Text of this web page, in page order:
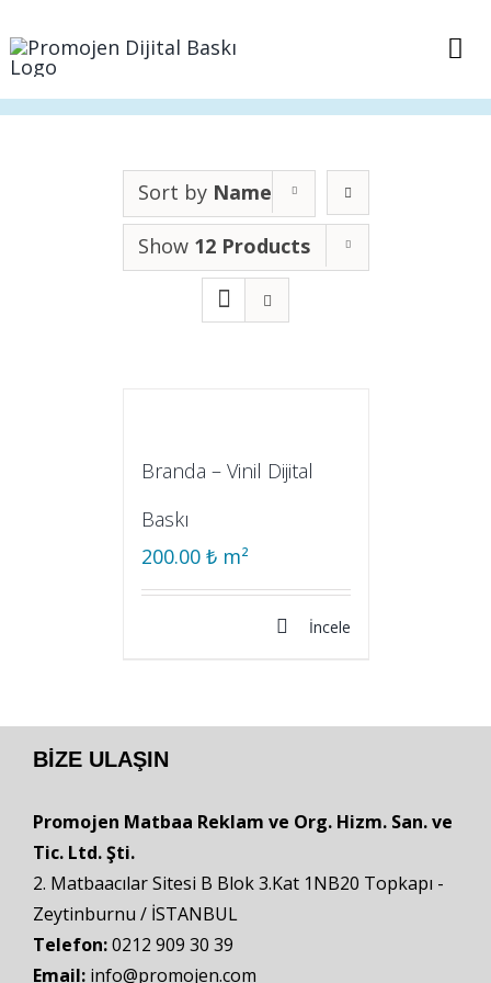
to
Sepet
İletişim
Sort by Name
Show 12 Products
Branda – Vinil Dijital
Baskı
200.00 ₺m²
İncele
BIZE ULAŞIN
Promojen Matbaa Reklam ve Org. Hizm. San. ve
Tic. Ltd. Şti.
2. Matbaacılar Sitesi B Blok 3.Kat 1NB20 Topkapı -
Zeytinburnu / İSTANBUL
Telefon:0212 909 30 39
Email: info@promojen.com